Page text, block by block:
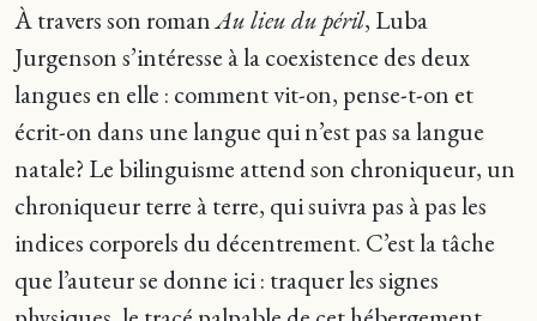
À travers son romanAu lieu du péril, Luba
Jurgenson s’intéresse à la coexistence des deux
langues en elle : comment vit-on, pense-t-on et
écrit-on dans une langue qui n’est pas sa langue
natale? Le bilinguisme attend son chroniqueur, un
chroniqueur terre à terre, qui suivra pas à pas les
indices corporels du décentrement. C’est la tâche
que l’auteur se donne ici : traquer les signes